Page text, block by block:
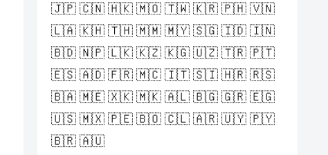
🇯🇵 🇨🇳 🇭🇰 🇲🇴 🇹🇼 🇰🇷 🇵🇭 🇻🇳
🇱🇦 🇰🇭 🇹🇭 🇲🇲 🇲🇾 🇸🇬 🇮🇩 🇮🇳
🇧🇩 🇳🇵 🇱🇰 🇰🇿 🇰🇬 🇺🇿 🇹🇷 🇵🇹
🇪🇸 🇦🇩 🇫🇷 🇲🇨 🇮🇹 🇸🇮 🇭🇷 🇷🇸
🇧🇦 🇲🇪 🇽🇰 🇲🇰 🇦🇱 🇧🇬 🇬🇷 🇪🇬
🇺🇸 🇲🇽 🇵🇪 🇧🇴 🇨🇱 🇦🇷 🇺🇾 🇵🇾
🇧🇷 🇦🇺